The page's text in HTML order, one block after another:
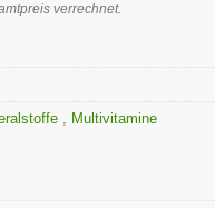
verrechnet.
, Multivitamine